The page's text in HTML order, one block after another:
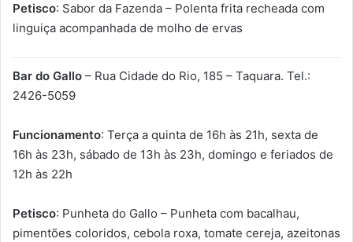
Petisco: Sabor da Fazenda – Polenta frita recheada com
linguiça acompanhada de molho de ervas
Bar do Gallo – Rua Cidade do Rio, 185 – Taquara. Tel.:
2426-5059
Funcionamento: Terça a quinta de 16h às 21h, sexta de
16h às 23h, sábado de 13h às 23h, domingo e feriados de
12h às 22h
Petisco: Punheta do Gallo – Punheta com bacalhau,
pimentões coloridos, cebola roxa, tomate cereja, azeitonas